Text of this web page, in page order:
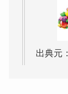
出典元：